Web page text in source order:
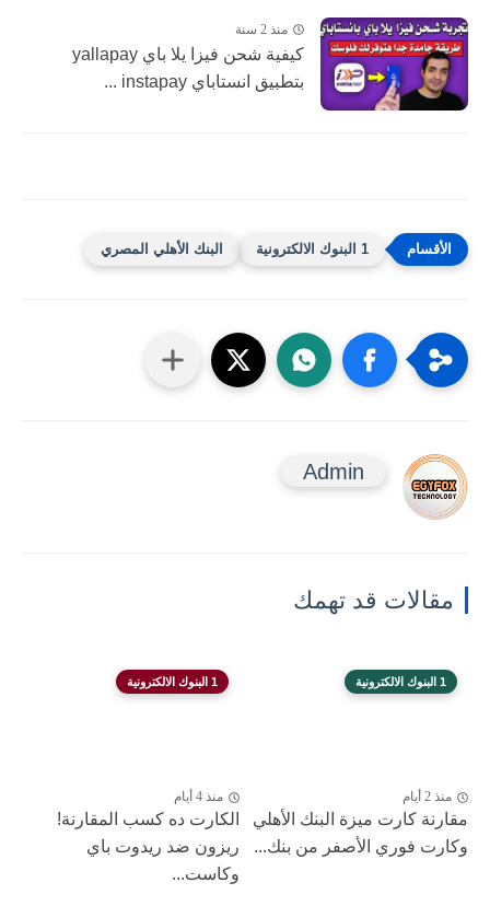
منذ 2 سنة
كيفية شحن فيزا يلا باي yallapay
بتطبيق انستاباي instapay ...
1 البنوك الالكترونية البنك الأهلي المصري
Admin
مقالات قد تهمك
1 البنوك الالكترونية
منذ 2 أيام
مقارنة كارت ميزة البنك الأهلي
وكارت فوري الأصفر من بنك...
1 البنوك الالكترونية
منذ 4 أيام
الكارت ده كسب المقارنة!
ريزون ضد ريدوت باي
وكاست...